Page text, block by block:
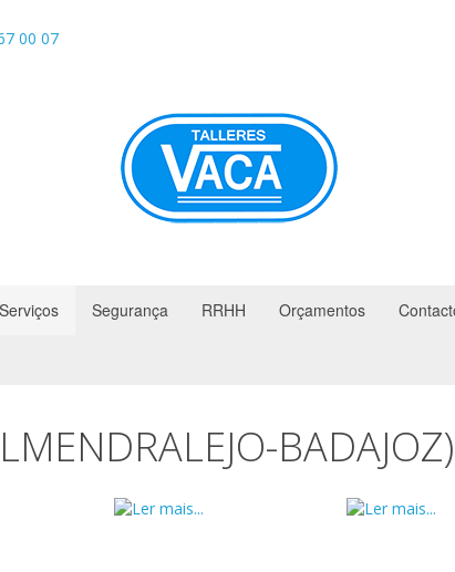
00 07
Segurança RRHH Orçamentos
BADAJOZ)